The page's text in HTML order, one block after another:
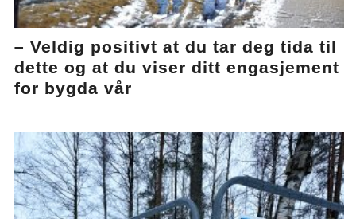
– Veldig positivt at du tar deg tida til
dette og at du viser ditt engasjement
for bygda vår